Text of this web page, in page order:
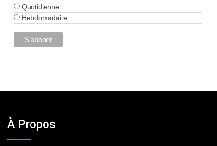
Quotidienne
Hebdomadaire
À Propos